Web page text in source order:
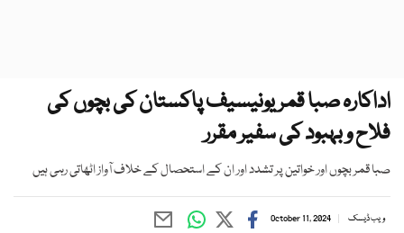
اداکارہ صبا قمر یونیسیف پاکستان کی بچوں کی
فلاح و بہبود کی سفیر مقرر
صبا قمر بچوں اور خواتین پر تشدد اور ان کے استحصال کے خلاف آواز اٹھاتی رہی ہیں
ویب ڈیسک October 11, 2024